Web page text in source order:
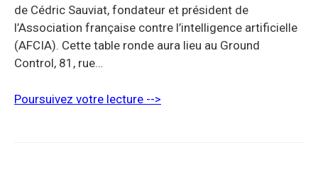
de Cédric Sauviat, fondateur et président de
l’Association française contre l’intelligence artificielle
(AFCIA). Cette table ronde aura lieu au Ground
Control, 81, rue…
Poursuivez votre lecture -->